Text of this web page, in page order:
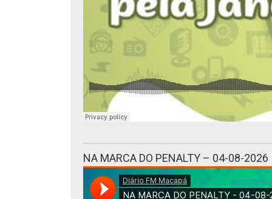
NA MARCA DO PENALTY – 04-08-2026